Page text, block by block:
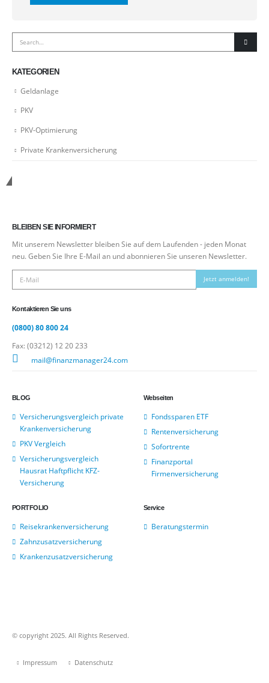
KATEGORIEN
Geldanlage
PKV
PKV-Optimierung
Private Krankenversicherung
BLEIBEN SIE INFORMIERT
Mit unserem Newsletter bleiben Sie auf dem Laufenden - jeden Monat
neu. Geben Sie Ihre E-Mail an und abonnieren Sie unseren Newsletter.
Jetzt anmelden!
Kontaktieren Sie uns
(0800) 80 800 24
Fax: (03212) 12 20 233
mail@finanzmanager24.com
BLOG
Versicherungsvergleich private
Krankenversicherung
PKV Vergleich
Versicherungsvergleich
Hausrat Haftpflicht KFZ-
Versicherung
Webseiten
Fondssparen ETF
Rentenversicherung
Sofortrente
Finanzportal
Firmenversicherung
PORTFOLIO
Reisekrankenversicherung
Zahnzusatzversicherung
Krankenzusatzversicherung
Service
Beratungstermin
© copyright 2025. All Rights Reserved.
Impressum Datenschutz